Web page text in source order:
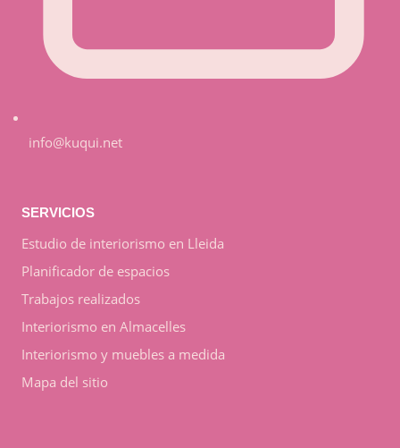
info@kuqui.net
SERVICIOS
Estudio de interiorismo en Lleida
Planificador de espacios
Trabajos realizados
Interiorismo en Almacelles
Interiorismo y muebles a medida
Mapa del sitio